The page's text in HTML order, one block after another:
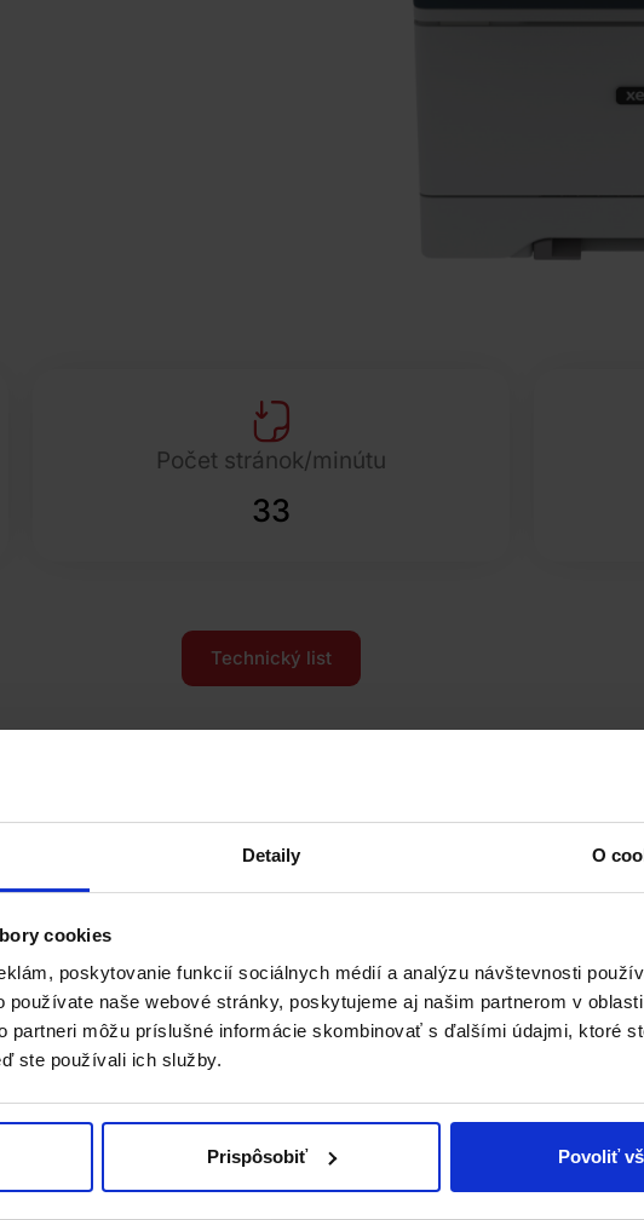
Detaily O
cookies
poskytovanie funkcií sociálnych médií a analýzu návštevnosti
používate naše webové stránky, poskytujeme aj našim partnerom v
partneri môžu príslušné informácie skombinovať s ďalšími údajmi, ktoré
ste používali ich služby.
Prispôsobiť Povoliť
Počet stránok/minútu
33
Technický list
Xerox
radi pomôžu pri výbere
nižšie. Radi vám
zástupcom máte
15
Kompletná IT
Nechajte nám na seba kontakt a
budú kontaktovať v čo najkratšom